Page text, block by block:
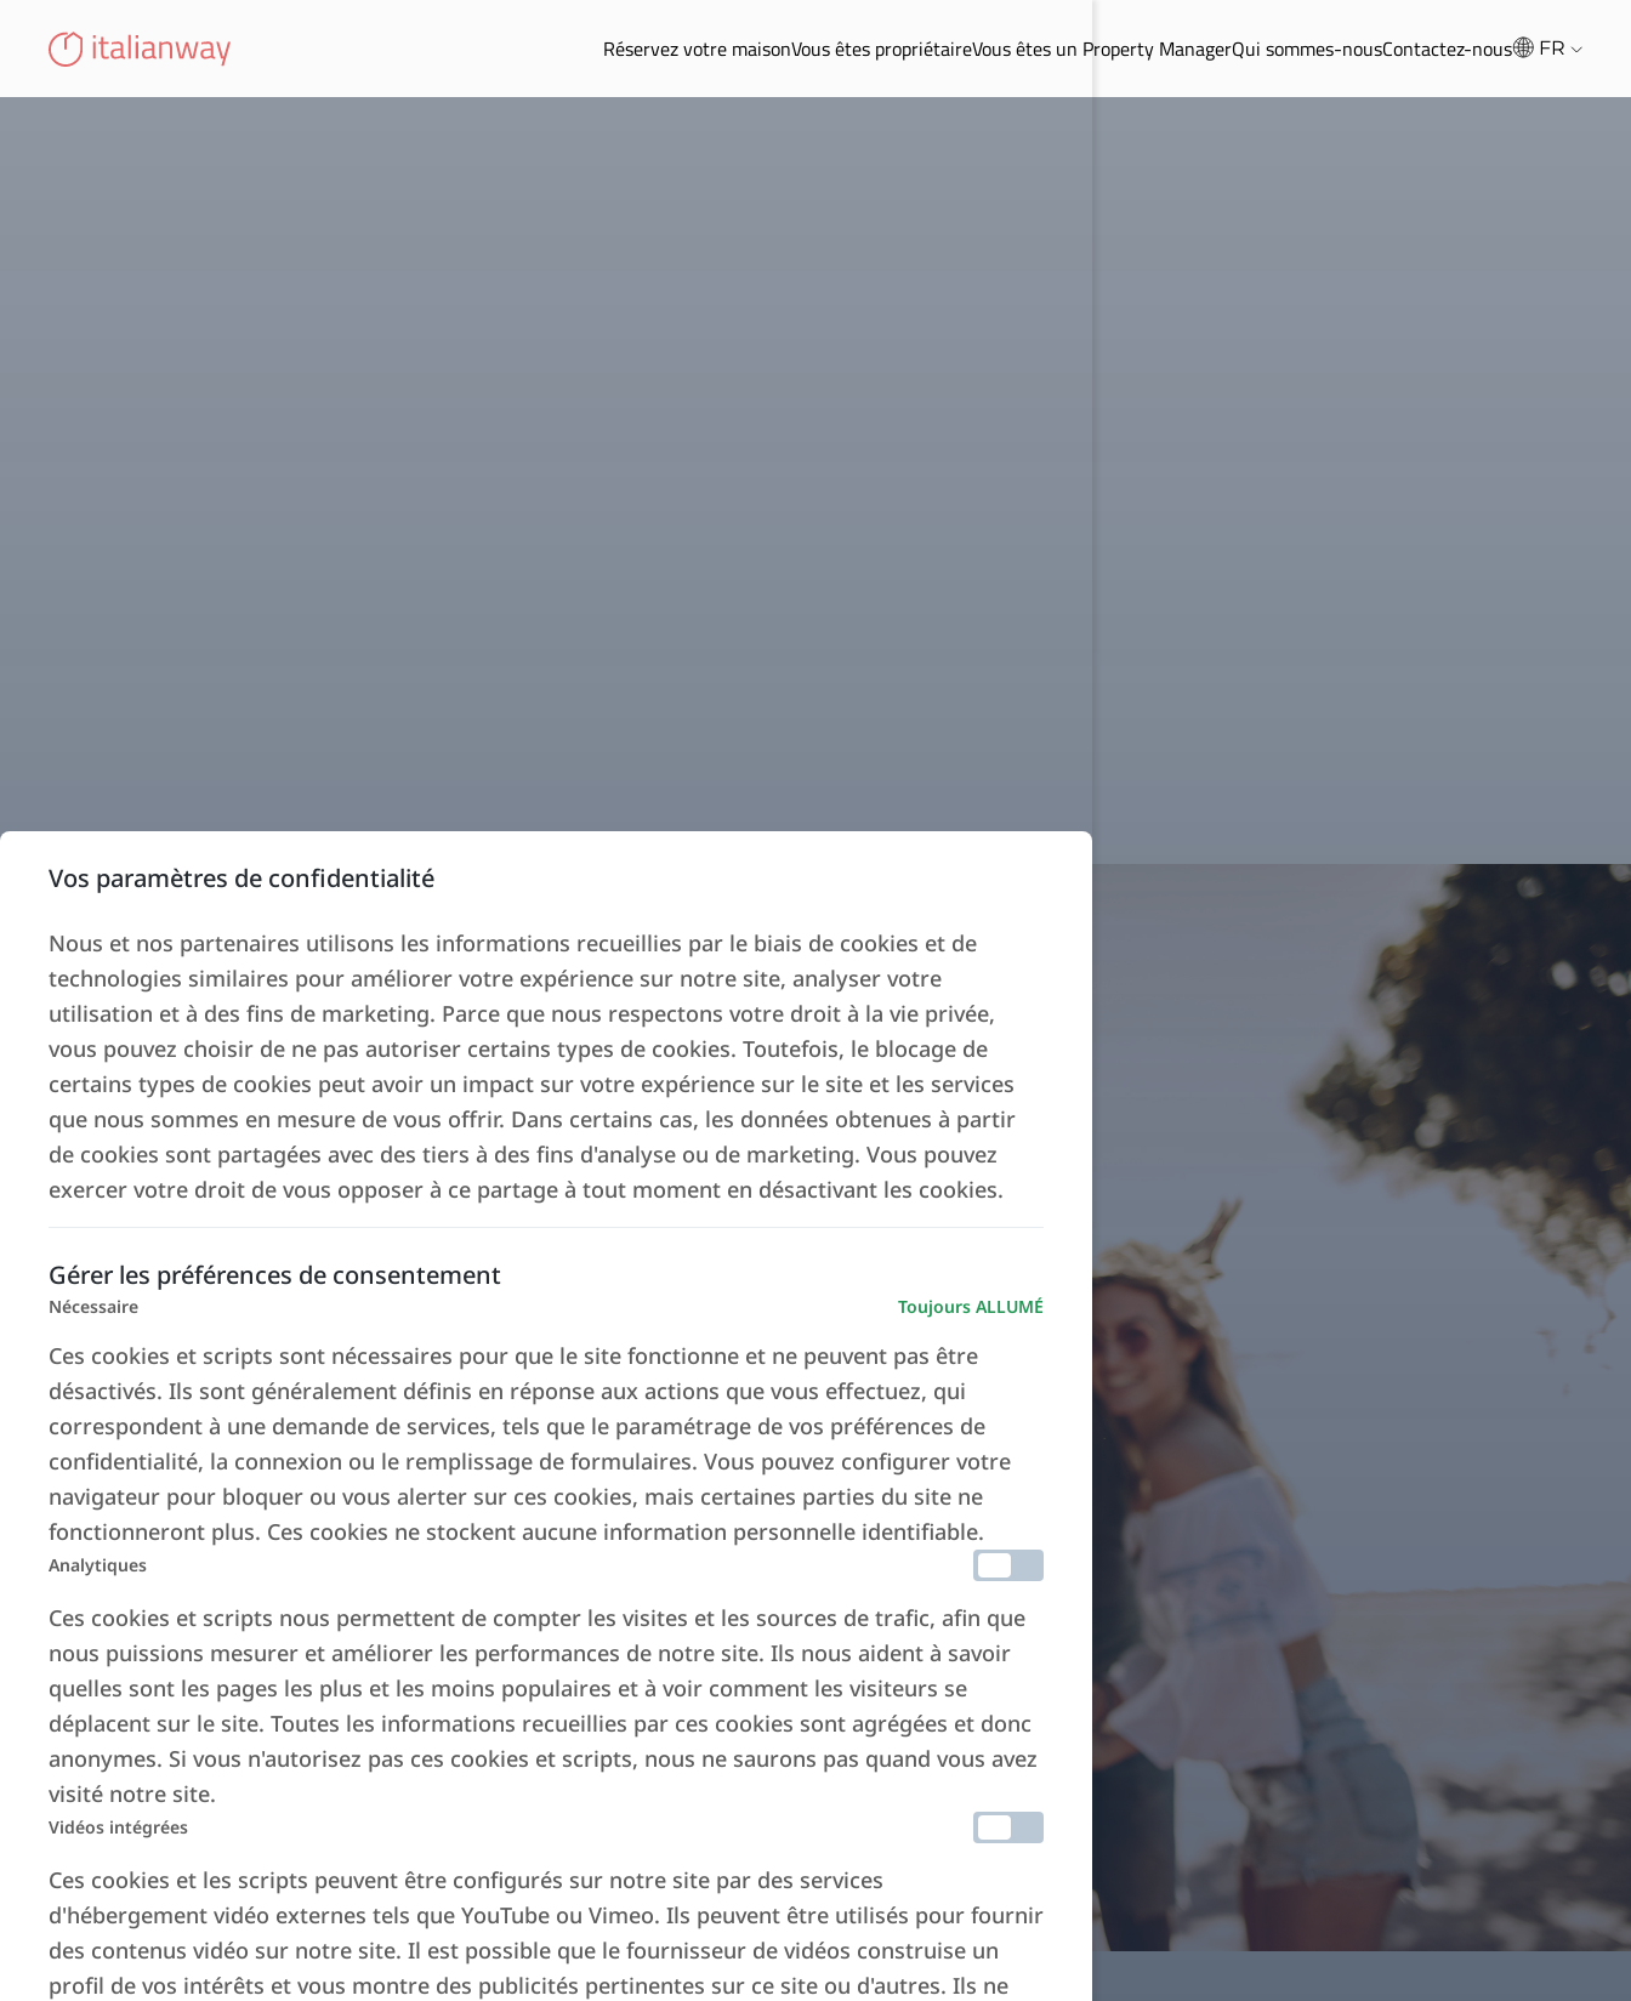
Réservez votre maisonVous êtes propriétaireVous êtes un Property ManagerQui sommes-nousContactez-nous FR
Vos paramètres de confidentialité
Nous et nos partenaires utilisons les informations recueillies par le biais de cookies et de
technologies similaires pour améliorer votre expérience sur notre site, analyser votre
utilisation et à des fins de marketing. Parce que nous respectons votre droit à la vie privée,
vous pouvez choisir de ne pas autoriser certains types de cookies. Toutefois, le blocage de
certains types de cookies peut avoir un impact sur votre expérience sur le site et les services
que nous sommes en mesure de vous offrir. Dans certains cas, les données obtenues à partir
de cookies sont partagées avec des tiers à des fins d'analyse ou de marketing. Vous pouvez
exercer votre droit de vous opposer à ce partage à tout moment en désactivant les cookies.
Gérer les préférences de consentement
Nécessaire Toujours ALLUMÉ
Ces cookies et scripts sont nécessaires pour que le site fonctionne et ne peuvent pas être
désactivés. Ils sont généralement définis en réponse aux actions que vous effectuez, qui
correspondent à une demande de services, tels que le paramétrage de vos préférences de
confidentialité, la connexion ou le remplissage de formulaires. Vous pouvez configurer votre
navigateur pour bloquer ou vous alerter sur ces cookies, mais certaines parties du site ne
fonctionneront plus. Ces cookies ne stockent aucune information personnelle identifiable.
Analytiques
Ces cookies et scripts nous permettent de compter les visites et les sources de trafic, afin que
nous puissions mesurer et améliorer les performances de notre site. Ils nous aident à savoir
quelles sont les pages les plus et les moins populaires et à voir comment les visiteurs se
déplacent sur le site. Toutes les informations recueillies par ces cookies sont agrégées et donc
anonymes. Si vous n'autorisez pas ces cookies et scripts, nous ne saurons pas quand vous avez
visité notre site.
Vidéos intégrées
Ces cookies et les scripts peuvent être configurés sur notre site par des services
d'hébergement vidéo externes tels que YouTube ou Vimeo. Ils peuvent être utilisés pour fournir
des contenus vidéo sur notre site. Il est possible que le fournisseur de vidéos construise un
profil de vos intérêts et vous montre des publicités pertinentes sur ce site ou d'autres. Ils ne